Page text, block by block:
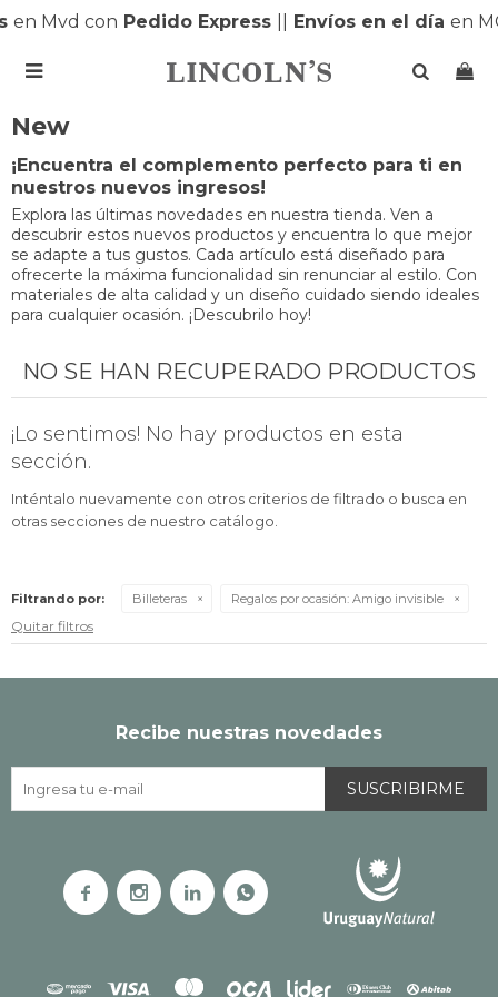
en Mvd conPedido Express Envíos en el día en

New
¡Encuentra el complemento perfecto para ti en
nuestros nuevos ingresos!
Explora las últimas novedades en nuestra tienda. Ven a
descubrir estos nuevos productos y encuentra lo que mejor
se adapte a tus gustos. Cada artículo está diseñado para
ofrecerte la máxima funcionalidad sin renunciar al estilo. Con
materiales de alta calidad y un diseño cuidado siendo ideales
para cualquier ocasión. ¡Descubrilo hoy!
NO SE HAN RECUPERADO PRODUCTOS
¡Lo sentimos! No hay productos en esta
sección.
Inténtalo nuevamente con otros criterios de filtrado o busca en
otras secciones de nuestro catálogo.
Filtrando por: Billeteras Regalos por ocasión: Amigo invisible
Quitar filtros
Recibe nuestras novedades
SUSCRIBIRME
   